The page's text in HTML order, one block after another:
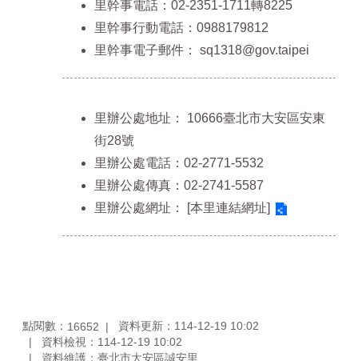
里幹事電話：02-2351-1711轉8225
里幹事行動電話：0988179812
里幹事電子郵件： sq1318@gov.taipei
里辦公處地址： 10666臺北市大安區安東
街28號
里辦公處電話：02-2771-5532
里辦公處傳真：02-2741-5587
里辦公處網址：
[本里連結網址]
點閱數： 16652
資料更新：114-12-19 10:02
資料檢視：114-12-19 10:02
資料維護：臺北市大安區誠安里